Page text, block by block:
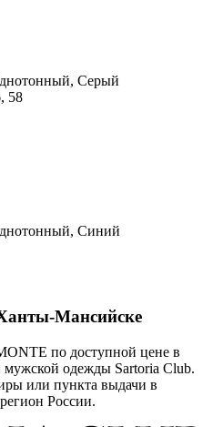
Серый
58
Синий
Мансийске
по доступной цене в
мужской одежды Sartoria Club.
или пункта выдачи в
России.